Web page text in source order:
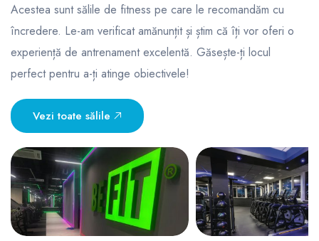
Acestea sunt sălile de fitness pe care le recomandăm cu
încredere. Le-am verificat amănunțit și știm că îți vor oferi o
experiență de antrenament excelentă. Găsește-ți locul
perfect pentru a-ți atinge obiectivele!
Vezi toate sălile